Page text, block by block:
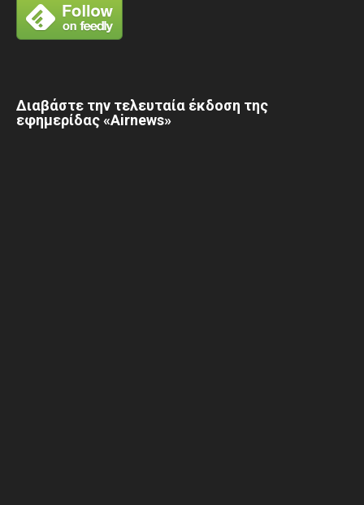
Διαβάστε την τελευταία έκδοση της
εφημερίδας «Airnews»